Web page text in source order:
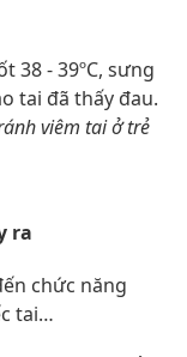
38 - 39ºC, sưng
tai đã thấy đau.
viêm tai ở trẻ
ra
chức năng
tai…